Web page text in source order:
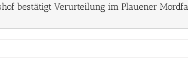
bestätigt Verurteilung im Plauener